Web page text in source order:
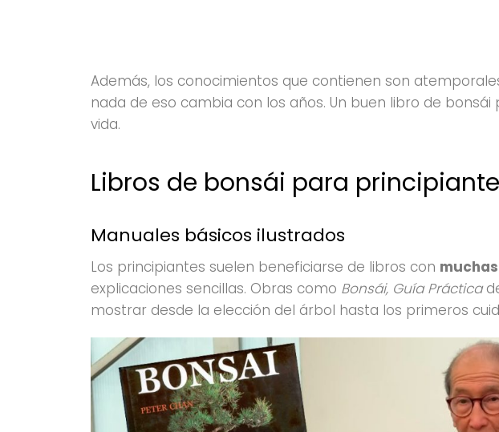
Además, los conocimientos que contienen son
nada de eso cambia con los años. Un buen libro de
vida.
Libros de bonsái para
Manuales básicos ilustrados
Los principiantes suelen beneficiarse de libros con
explicaciones sencillas. Obras como Bonsái, Guía Práctica
mostrar desde la elección del árbol hasta los primeros